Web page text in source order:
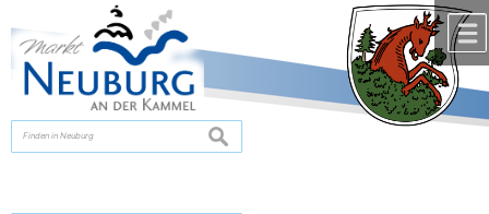
zur Navigationoder
springen.
suchen